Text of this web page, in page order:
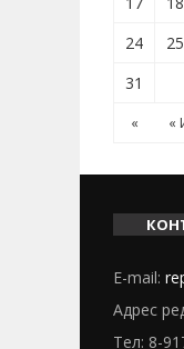
24
25
31
« «
E-mail:
Адрес
Тел: 8-